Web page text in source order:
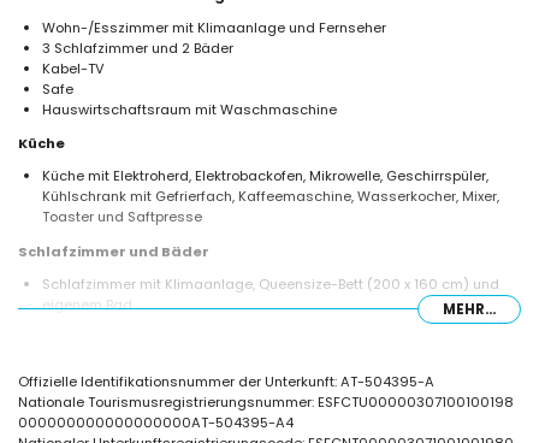
Wohn-/Esszimmer mit Klimaanlage und Fernseher
3 Schlafzimmer und 2 Bäder
Kabel-TV
Safe
Hauswirtschaftsraum mit Waschmaschine
Küche
Küche mit Elektroherd, Elektrobackofen, Mikrowelle, Geschirrspüler,
Kühlschrank mit Gefrierfach, Kaffeemaschine, Wasserkocher, Mixer,
Toaster und Saftpresse
Schlafzimmer und Bäder
Schlafzimmer mit Klimaanlage, Queensize-Bett (200 x 160 cm) und
eigenem Bad
2 Schlafzimmer mit Klimaanlage, jeweils mit 2 Einzelbetten (200 x 90
Badezimmer mit Einzelwaschbecken, Dusche und Toilette
Außenbereich der Wohnung
MEHR...
Offizielle Identifikationsnummer der Unterkunft: AT-504395-A
Nationale Tourismusregistrierungsnummer: ESFCTU00000307100100198
000000000000000000AT-504395-A4